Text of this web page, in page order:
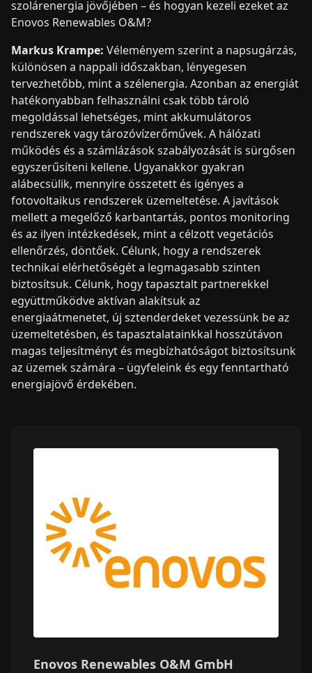
szolárenergia jövőjében – és hogyan kezeli ezeket az
Enovos Renewables O&M?
Markus Krampe: Véleményem szerint a napsugárzás,
különösen a nappali időszakban, lényegesen
tervezhetőbb, mint a szélenergia. Azonban az energiát
hatékonyabban felhasználni csak több tároló
megoldással lehetséges, mint akkumulátoros
rendszerek vagy tározóvízerőművek. A hálózati
működés és a számlázások szabályozását is sürgősen
egyszerűsíteni kellene. Ugyanakkor gyakran
alábecsülik, mennyire összetett és igényes a
fotovoltaikus rendszerek üzemeltetése. A javítások
mellett a megelőző karbantartás, pontos monitoring
és az ilyen intézkedések, mint a célzott vegetációs
ellenőrzés, döntőek. Célunk, hogy a rendszerek
technikai elérhetőségét a legmagasabb szinten
biztosítsuk. Célunk, hogy tapasztalt partnerekkel
együttműködve aktívan alakítsuk az
energiaátmenetet, új sztenderdeket vezessünk be az
üzemeltetésben, és tapasztalatainkkal hosszútávon
magas teljesítményt és megbízhatóságot biztosítsunk
az üzemek számára – ügyfeleink és egy fenntartható
energiajövő érdekében.
Enovos Renewables O&M GmbH